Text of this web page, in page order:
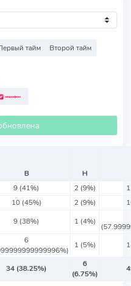
тайм Второй тайм
В
Н
9 (41%) 2 (9%)
10 (45%) 2 (9%)
9 (38%) 1 (4%)
6
1 (5%)
34 (38.25%)
6
(6.75%)